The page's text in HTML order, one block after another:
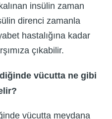
insülin zaman
direnci zamanla
hastalığına kadar
çıkabilir.
vücutta ne gibi
vücutta meydana